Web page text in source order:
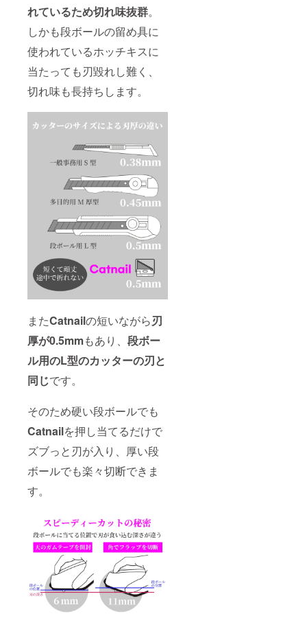
れているため切れ味抜群。
しかも段ボールの留め具に
使われているホッチキスに
当たっても刃毀れし難く、
切れ味も長持ちします。
またCatnailの短いながら刃
厚が0.5mmもあり、 段ボー
ル用のL型のカッターの刃と
同じです。
そのため硬い段ボールでも
Catnailを押し当てるだけで
ズブっと刃が入り、厚い段
ボールでも楽々切断できま
す。